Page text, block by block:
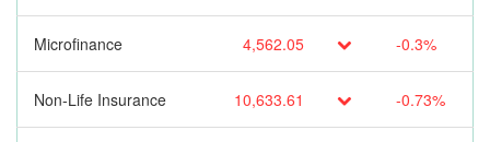
Microfinance 4,562.05 -0.3%
Non-Life Insurance 10,633.61 -0.73%